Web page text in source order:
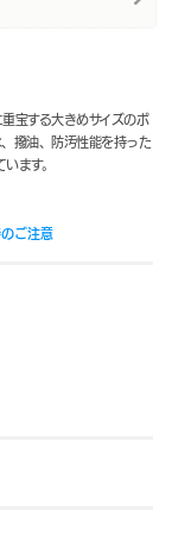
宝する大きめサイズのボ
撥油、防汚性能を持った
ます。
ご注意